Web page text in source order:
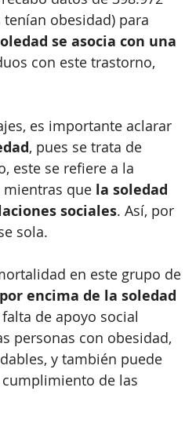
obesidad) para
se asocia con una
con este trastorno,
es importante aclarar
, pues se trata de
este se refiere a la
que la soledad
sociales. Así, por
sola.
en este grupo de
encima de la soledad
falta de apoyo social
personas con obesidad,
y también puede
de las